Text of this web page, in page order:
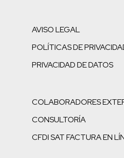
AVISO LEGAL
POLÍTICAS DE
PRIVACIDAD DE DATOS
COLABORADORES
CONSULTORÍA
CFDI SAT FACTURA EN